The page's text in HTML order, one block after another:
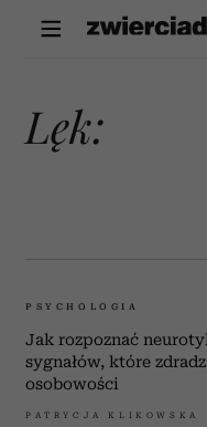
lęk:
PSYCHOLOGIA
Jak rozpoznać
sygnałów, które
osobowości
PATRYCJA KLIKOWSKA